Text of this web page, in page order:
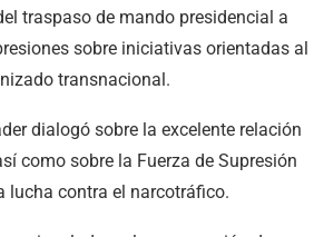
traspaso de mando presidencial a
sobre iniciativas orientadas al
transnacional.
dialogó sobre la excelente relación
como sobre la Fuerza de Supresión
lucha contra el narcotráfico.